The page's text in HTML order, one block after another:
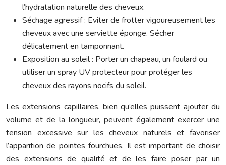
l’hydratation naturelle des cheveux.
Séchage agressif : Eviter de frotter vigoureusement les
cheveux avec une serviette éponge. Sécher
délicatement en tamponnant.
Exposition au soleil : Porter un chapeau, un foulard ou
utiliser un spray UV protecteur pour protéger les
cheveux des rayons nocifs du soleil.
Les extensions capillaires, bien qu’elles puissent ajouter du
volume et de la longueur, peuvent également exercer une
tension excessive sur les cheveux naturels et favoriser
l’apparition de pointes fourchues. Il est important de choisir
des extensions de qualité et de les faire poser par un